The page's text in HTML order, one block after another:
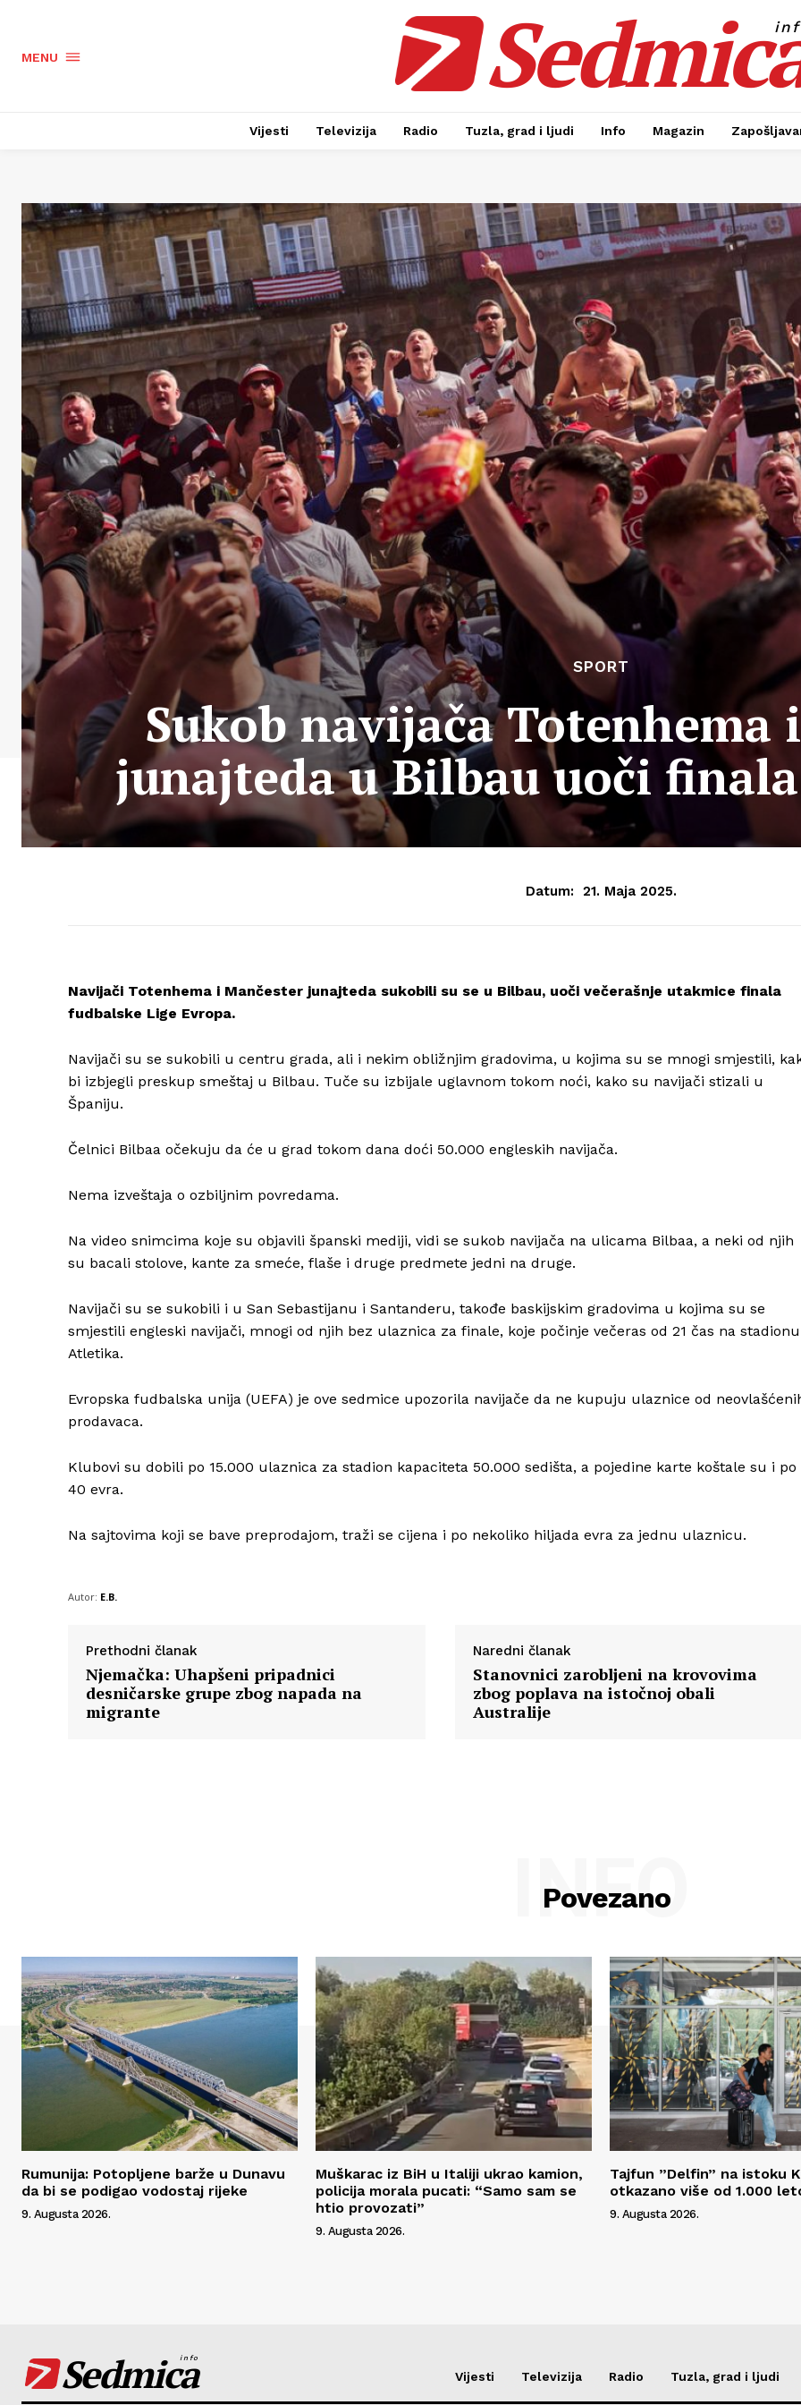
Info
MENU
Vijesti Televizija Radio Tuzla, grad i ljudi Info Magazin
SPORT
Sukob navijača Totenhema
junajteda u Bilbau uoči
Datum: 21. Maja 2025.
Navijači Totenhema i Mančester junajteda sukobili su se u Bilbau, uoči večerašnje utakmice finala
fudbalske Lige Evropa.
Navijači su se sukobili u centru grada, ali i nekim obližnjim gradovima, u kojima su se mnogi smjestili,
bi izbjegli preskup smeštaj u Bilbau. Tuče su izbijale uglavnom tokom noći, kako su navijači stizali u
Španiju.
Čelnici Bilbaa očekuju da će u grad tokom dana doći 50.000 engleskih navijača.
Nema izveštaja o ozbiljnim povredama.
Na video snimcima koje su objavili španski mediji, vidi se sukob navijača na ulicama Bilbaa, a neki od njih
su bacali stolove, kante za smeće, flaše i druge predmete jedni na druge.
Navijači su se sukobili i u San Sebastijanu i Santanderu, takođe baskijskim gradovima u kojima su se
smjestili engleski navijači, mnogi od njih bez ulaznica za finale, koje počinje večeras od 21 čas na stadionu
Atletika.
Evropska fudbalska unija (UEFA) je ove sedmice upozorila navijače da ne kupuju ulaznice od
prodavaca.
Klubovi su dobili po 15.000 ulaznica za stadion kapaciteta 50.000 sedišta, a pojedine karte koštale su i po
40 evra.
Na sajtovima koji se bave preprodajom, traži se cijena i po nekoliko hiljada evra za jednu ulaznicu.
Autor: E.B.
Prethodni članak
Njemačka: Uhapšeni pripadnici
desničarske grupe zbog napada na
migrante
Naredni članak
Stanovnici zarobljeni na krovovima
zbog poplava na istočnoj obali
Australije
Povezano
INFO
Rumunija: Potopljene barže u Dunavu
da bi se podigao vodostaj rijeke
9. Augusta 2026.
Muškarac iz BiH u Italiji ukrao kamion,
policija morala pucati: “Samo sam se
htio provozati”
9. Augusta 2026.
Tajfun ”Delfin” na istoku
otkazano više od 1.000
9. Augusta 2026.
Sedmica
info
Vijesti Televizija Radio Tuzla, grad i ljudi